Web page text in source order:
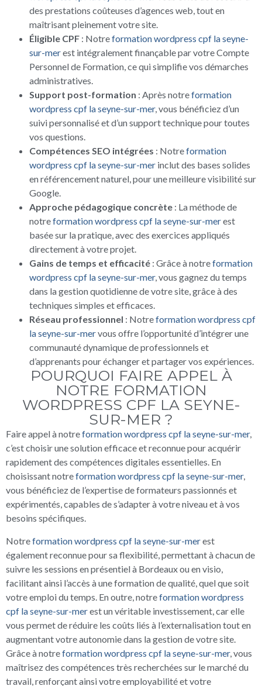
des prestations coûteuses d’agences web, tout en
maîtrisant pleinement votre site.
Éligible CPF : Notreformation wordpress cpf la seyne-
sur-merest intégralement finançable par votre Compte
Personnel de Formation, ce qui simplifie vos démarches
administratives.
Support post-formation : Après notreformation
wordpress cpf la seyne-sur-mer, vous bénéficiez d’un
suivi personnalisé et d’un support technique pour toutes
vos questions.
Compétences SEO intégrées : Notreformation
wordpress cpf la seyne-sur-mer inclut des bases solides
en référencement naturel, pour une meilleure visibilité sur
Google.
Approche pédagogique concrète : La méthode de
notreformation wordpress cpf la seyne-sur-merest
basée sur la pratique, avec des exercices appliqués
directement à votre projet.
Gains de temps et efficacité : Grâce à notreformation
wordpress cpf la seyne-sur-mer, vous gagnez du temps
dans la gestion quotidienne de votre site, grâce à des
techniques simples et efficaces.
Réseau professionnel : Notreformation wordpress cpf
la seyne-sur-mervous offre l’opportunité d’intégrer une
communauté dynamique de professionnels et
d’apprenants pour échanger et partager vos expériences.
POURQUOI FAIRE APPEL À
NOTRE FORMATION
WORDPRESS CPF LA SEYNE-
SUR-MER ?
Faire appel à notreformation wordpress cpf la seyne-sur-mer,
c’est choisir une solution efficace et reconnue pour acquérir
rapidement des compétences digitales essentielles. En
choisissant notreformation wordpress cpf la seyne-sur-mer,
vous bénéficiez de l’expertise de formateurs passionnés et
expérimentés, capables de s’adapter à votre niveau et à vos
besoins spécifiques.
Notreformation wordpress cpf la seyne-sur-merest
également reconnue pour sa flexibilité, permettant à chacun de
suivre les sessions en présentiel à Bordeaux ou en visio,
facilitant ainsi l’accès à une formation de qualité, quel que soit
votre emploi du temps. En outre, notreformation wordpress
cpf la seyne-sur-merest un véritable investissement, car elle
vous permet de réduire les coûts liés à l’externalisation tout en
augmentant votre autonomie dans la gestion de votre site.
Grâce à notreformation wordpress cpf la seyne-sur-mer, vous
maîtrisez des compétences très recherchées sur le marché du
travail, renforçant ainsi votre employabilité et votre